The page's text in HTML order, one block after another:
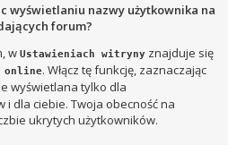
wyświetlaniu nazwy użytkownika na
forum?
wUstawieniach witryny znajduje się
online. Włącz tę funkcję, zaznaczając
wyświetlana tylko dla
dla ciebie. Twoja obecność na
ukrytych użytkowników.